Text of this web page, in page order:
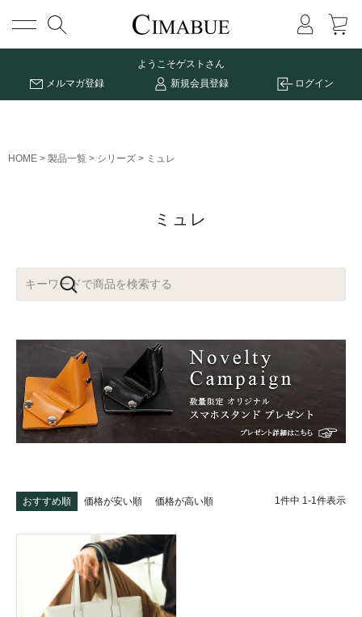
メニュー
ようこそゲストさん
メルマガ登録
新規会員登録 ログイン
HOME 製品一覧 シリーズ ミュレ
ミュレ
おすすめ順 価格が安い順 価格が高い順 1件中 1-1件表示